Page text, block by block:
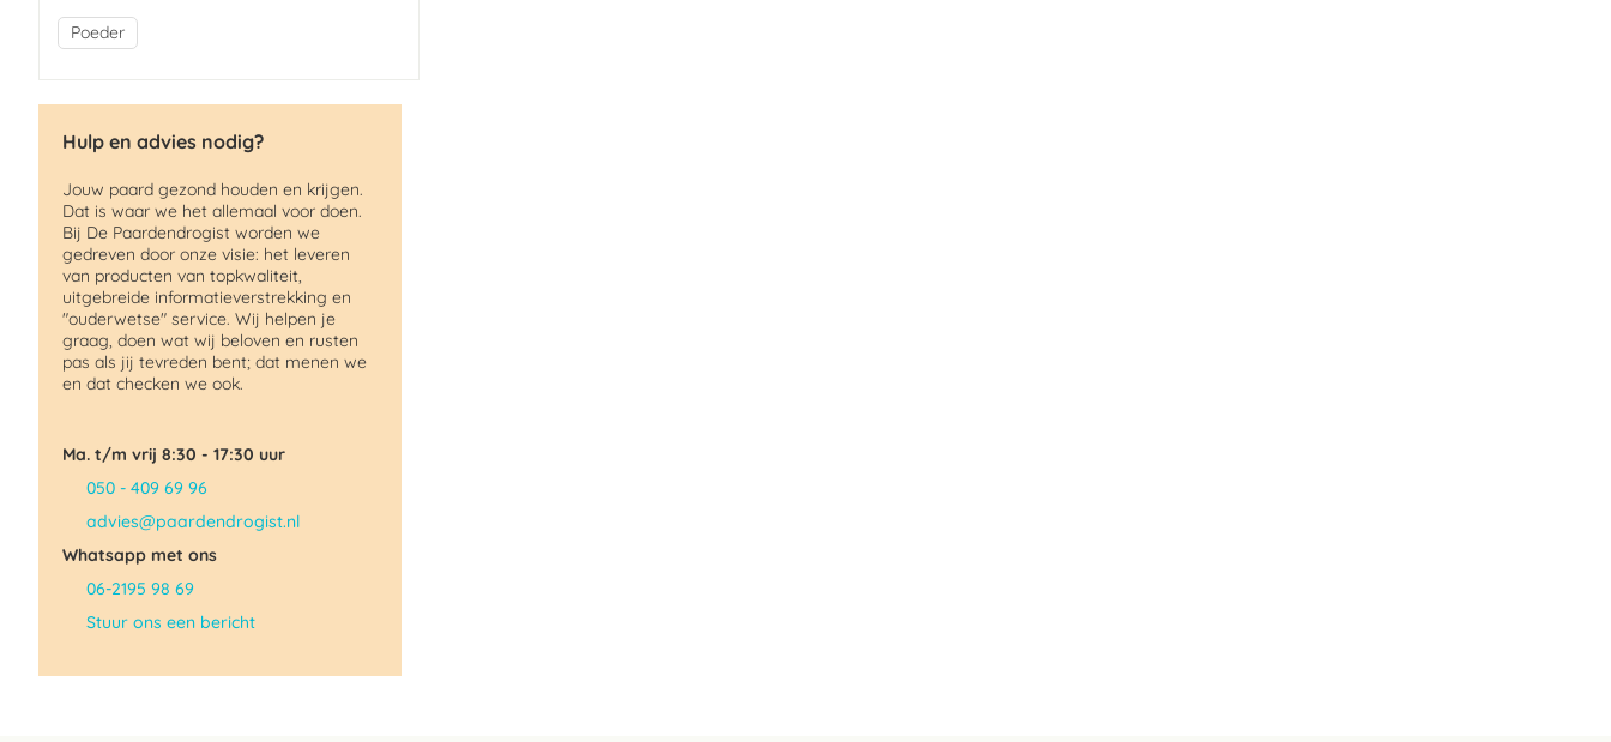
Poeder
Hulp en advies nodig?
Jouw paard gezond houden en krijgen.
Dat is waar we het allemaal voor doen.
Bij De Paardendrogist worden we
gedreven door onze visie: het leveren
van producten van topkwaliteit,
uitgebreide informatieverstrekking en
"ouderwetse" service. Wij helpen je
graag, doen wat wij beloven en rusten
pas als jij tevreden bent; dat menen we
en dat checken we ook.
Ma. t/m vrij 8:30 - 17:30 uur
050 - 409 69 96
advies@paardendrogist.nl
Whatsapp met ons
06-2195 98 69
Stuur ons een bericht